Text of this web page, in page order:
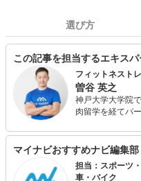
選び方
この記事を担当するエキスパ
フィットネスト
曽谷 英之
神戸大学大学院
肉留学を経てパー
好評をいただき
ト 「MY
No.1トレーナーになりました。
ーナーを「一家
マイナビおすすめナビ編集部
担当：スポーツ
車・バイク